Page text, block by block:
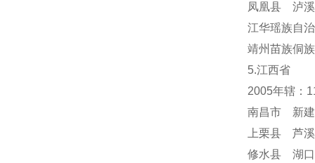
凤凰县 泸
江华瑶族自
靖州苗族侗
5.江西省
2005年辖：
南昌市 新
上栗县 芦
修水县 湖